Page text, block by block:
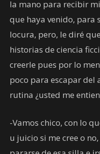
la mano para recibir
que haya venido, para
locura, pero, le diré
historias de ciencia
creerle pues por lo
poco para escapar del
rutina ¿usted me
-Vamos chico, con lo
u juicio si me cree o